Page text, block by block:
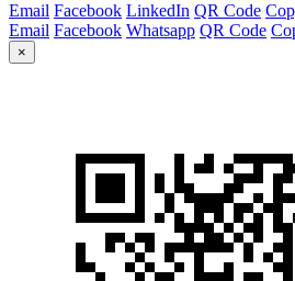
Email Facebook LinkedIn QR Code
Email Facebook Whatsapp QR Code
×